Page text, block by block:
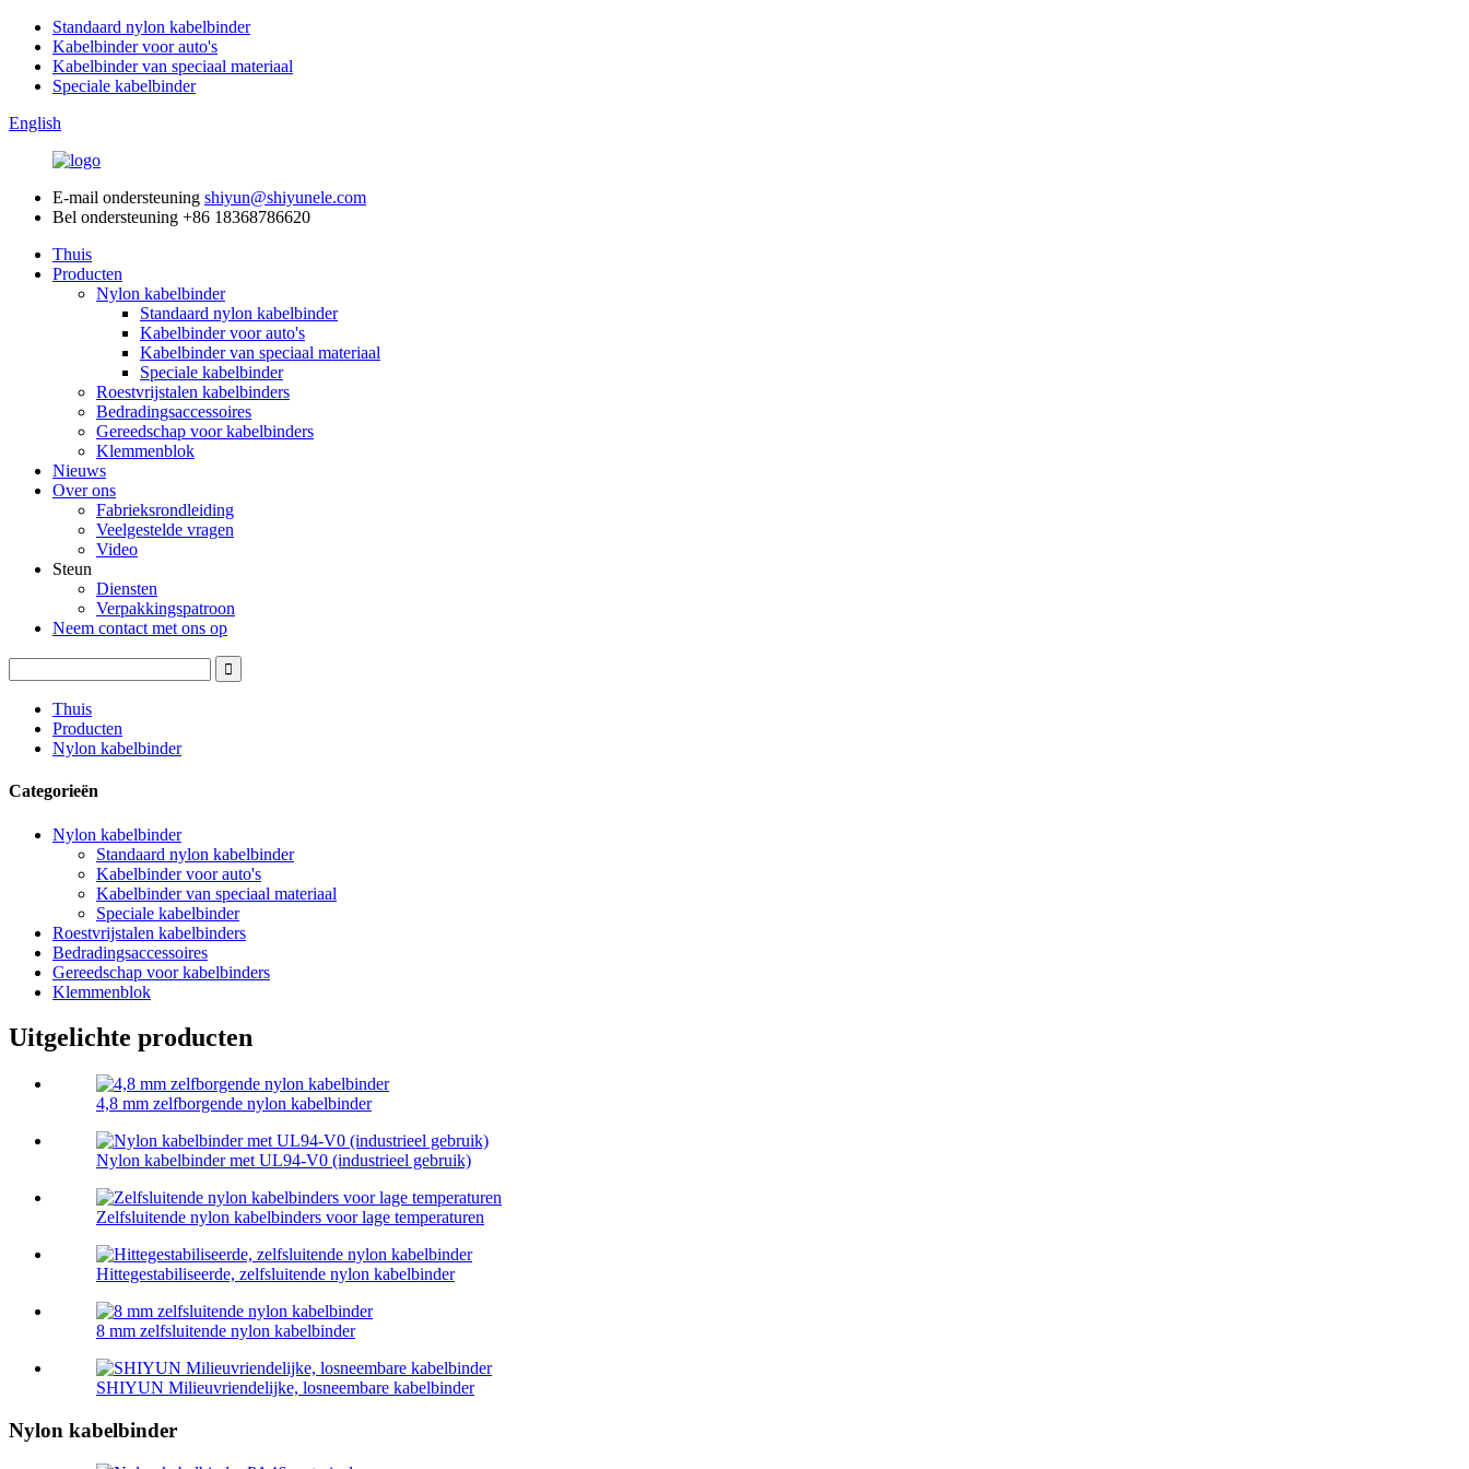
Standaard nylon kabelbinder
Kabelbinder voor auto's
Kabelbinder van speciaal materiaal
Speciale kabelbinder
English
E-mail ondersteuning shiyun@shiyunele.com
Bel ondersteuning +86 18368786620
Thuis
Producten
Nylon kabelbinder
Standaard nylon kabelbinder
Kabelbinder voor auto's
Kabelbinder van speciaal materiaal
Speciale kabelbinder
Roestvrijstalen kabelbinders
Bedradingsaccessoires
Gereedschap voor kabelbinders
Klemmenblok
Nieuws
Over ons
Fabrieksrondleiding
Veelgestelde vragen
Video
Steun
Diensten
Verpakkingspatroon
Neem contact met ons op
Thuis
Producten
Nylon kabelbinder
Categorieën
Nylon kabelbinder
Standaard nylon kabelbinder
Kabelbinder voor auto's
Kabelbinder van speciaal materiaal
Speciale kabelbinder
Roestvrijstalen kabelbinders
Bedradingsaccessoires
Gereedschap voor kabelbinders
Klemmenblok
Uitgelichte producten
4,8 mm zelfborgende nylon kabelbinder
Nylon kabelbinder met UL94-V0 (industrieel gebruik)
Zelfsluitende nylon kabelbinders voor lage temperaturen
Hittegestabiliseerde, zelfsluitende nylon kabelbinder
8 mm zelfsluitende nylon kabelbinder
SHIYUN Milieuvriendelijke, losneembare kabelbinder
Nylon kabelbinder